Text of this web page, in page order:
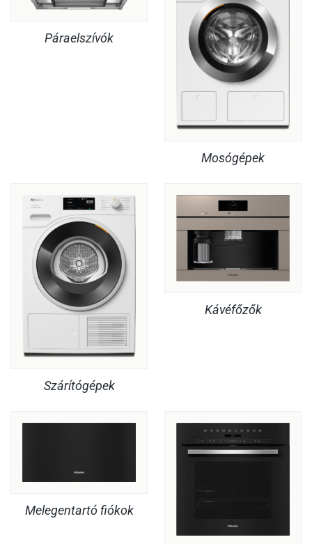
Páraelszívók
Mosógépek
Szárítógépek
Kávéfőzők
Melegentartó fiókok